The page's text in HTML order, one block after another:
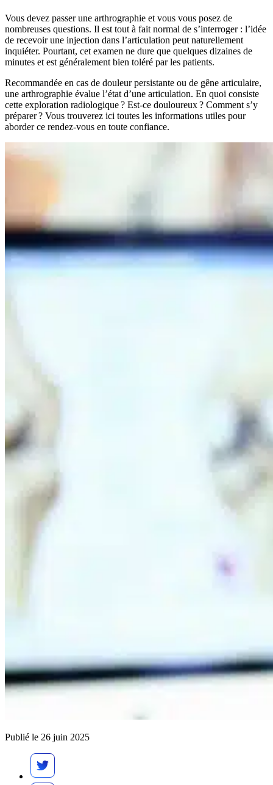
Vous devez passer une arthrographie et vous vous posez de
nombreuses questions. Il est tout à fait normal de s’interroger : l’idée
de recevoir une injection dans l’articulation peut naturellement
inquiéter. Pourtant, cet examen ne dure que quelques dizaines de
minutes et est généralement bien toléré par les patients.
Recommandée en cas de douleur persistante ou de gêne articulaire,
une arthrographie évalue l’état d’une articulation. En quoi consiste
cette exploration radiologique ? Est-ce douloureux ? Comment s’y
préparer ? Vous trouverez ici toutes les informations utiles pour
aborder ce rendez-vous en toute confiance.
Publié le 26 juin 2025